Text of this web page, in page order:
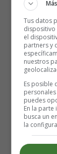
Para
Separar
Batir las
Tus datos
dispositivo
el
partners y
nuestros
Es posible
puedes
En la
busca un
la